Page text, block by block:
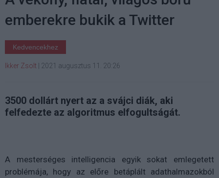
emberekre bukik a Twitter
Kedvencekhez
Ikker Zsolt 2021 augusztus 11. 20:26
3500 dollárt nyert az a svájci diák, aki
felfedezte az algoritmus elfogultságát.
A mesterséges intelligencia egyik sokat emlegetett
problémája, hogy az előre betáplált adathalmazokból